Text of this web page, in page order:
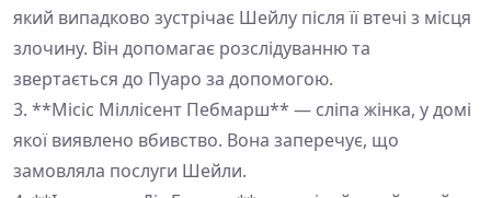
який випадково зустрічає Шейлу після її втечі з місця
злочину. Він допомагає розслідуванню та
звертається до Пуаро за допомогою.
3. **Місіс Міллісент Пебмарш** — сліпа жінка, у домі
якої виявлено вбивство. Вона заперечує, що
замовляла послуги Шейли.